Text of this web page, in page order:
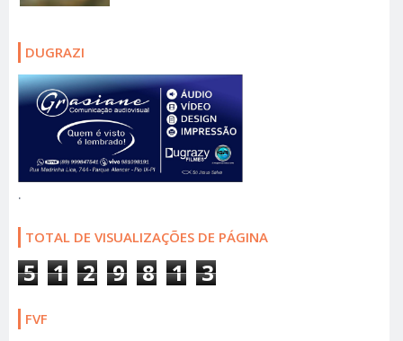
DUGRAZI
.
TOTAL DE VISUALIZAÇÕES DE PÁGINA
5 1 2 9 8 1 3
FVF